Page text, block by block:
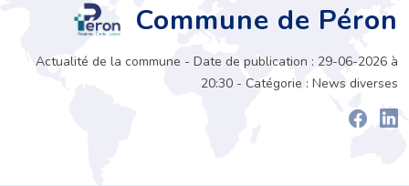
Commune de Péron
Actualité de la commune - Date de publication : 29-06-2026 à
20:30 - Catégorie : News diverses